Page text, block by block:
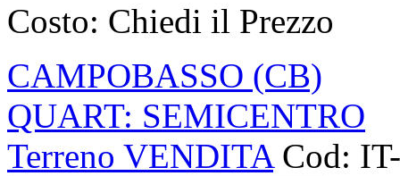
Costo: Chiedi il Prezzo
CAMPOBASSO (CB)
QUART: SEMICENTRO
Terreno VENDITA Cod: